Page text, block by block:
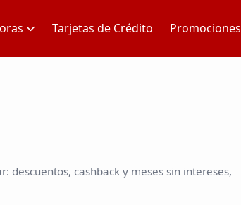
Tarjetas de Crédito Promociones
descuentos, cashback y meses sin intereses,